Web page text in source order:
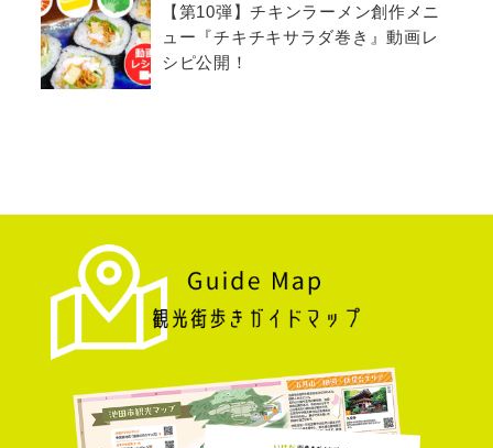
【第10弾】チキンラーメン創作メニ
ュー『チキチキサラダ巻き』動画レ
シピ公開！